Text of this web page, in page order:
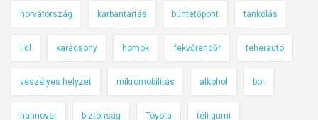
horvátország karbantartás büntetőpont tankolás
lidl karácsony homok fekvőrendőr teherautó
veszélyes helyzet mikromobilitás alkohol bor
hannover biztonság Toyota téli gumi